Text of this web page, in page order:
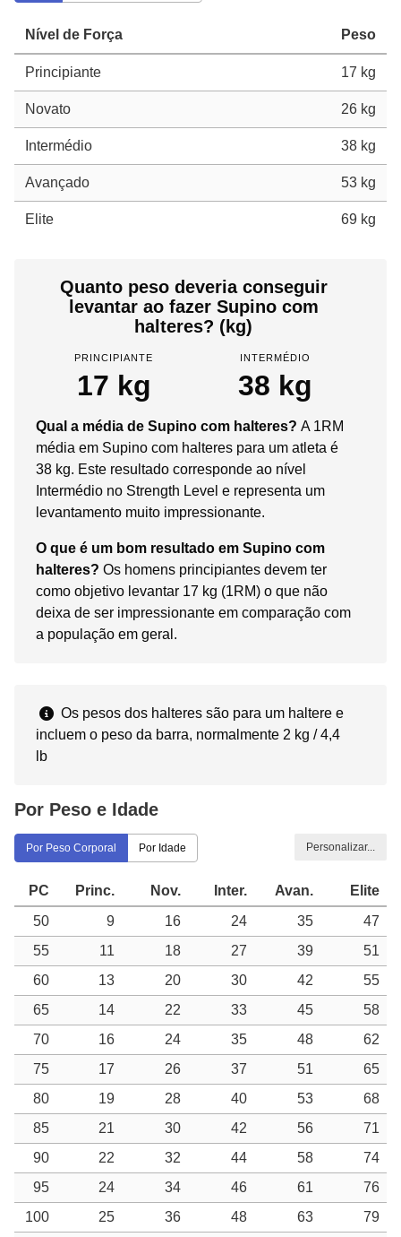
Nível de Força Peso
Principiante 17 kg
Novato 26 kg
Intermédio 38 kg
Avançado 53 kg
Elite 69 kg
Quanto peso deveria conseguir
levantar ao fazer Supino com
halteres? (kg)
PRINCIPIANTE
17 kg
INTERMÉDIO
38 kg
Qual a média de Supino com halteres? A 1RM
média em Supino com halteres para um atleta é
38 kg. Este resultado corresponde ao nível
Intermédio no Strength Level e representa um
levantamento muito impressionante.
O que é um bom resultado em Supino com
halteres? Os homens principiantes devem ter
como objetivo levantar 17 kg (1RM) o que não
deixa de ser impressionante em comparação com
a população em geral.
Os pesos dos halteres são para um haltere e
incluem o peso da barra, normalmente 2 kg / 4,4
lb
Por Peso e Idade
Por Peso Corporal Por Idade Personalizar...
PC Princ. Nov. Inter. Avan.
Elite
50
9 16 24 35
47
55
11 18 27 39
51
60
13 20 30 42
55
65
14 22 33 45
58
70
16 24 35 48
62
75
17 26 37 51
65
80
19 28 40 53
68
85
21 30 42 56
71
90
22 32 44 58
74
95
24 34 46 61
76
100
25 36 48 63
79